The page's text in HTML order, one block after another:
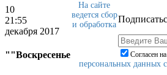
10
21:55
декабря 2017
""Воскресенье Согласен
На сайте
ведется сбор
и обработка
персональных данных